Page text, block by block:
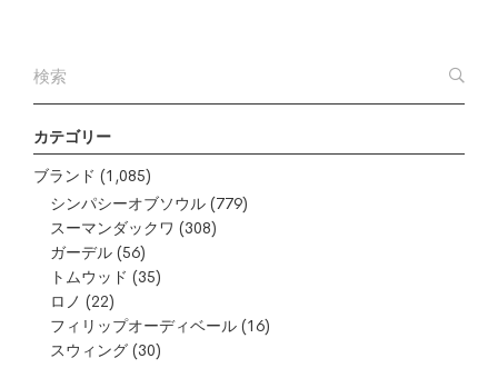
カテゴリー
ブランド (1,085)
シンパシーオブソウル (779)
スーマンダックワ (308)
ガーデル (56)
トムウッド (35)
ロノ (22)
フィリップオーディベール (16)
スウィング (30)